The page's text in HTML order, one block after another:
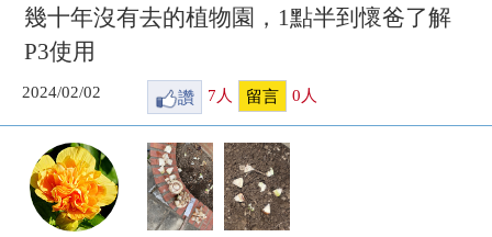
幾十年沒有去的植物園，1點半到懷爸了解
P3使用
2024/02/02 讚 7 人 留言 0 人